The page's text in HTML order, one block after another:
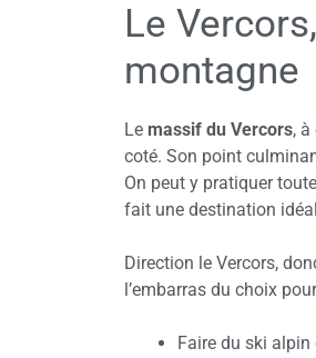
Le
montagne
Le massif du Vercors,
coté. Son point
On peut y pratiquer
fait une destination
Direction le Vercors,
l’embarras du choix
Faire du ski alpin